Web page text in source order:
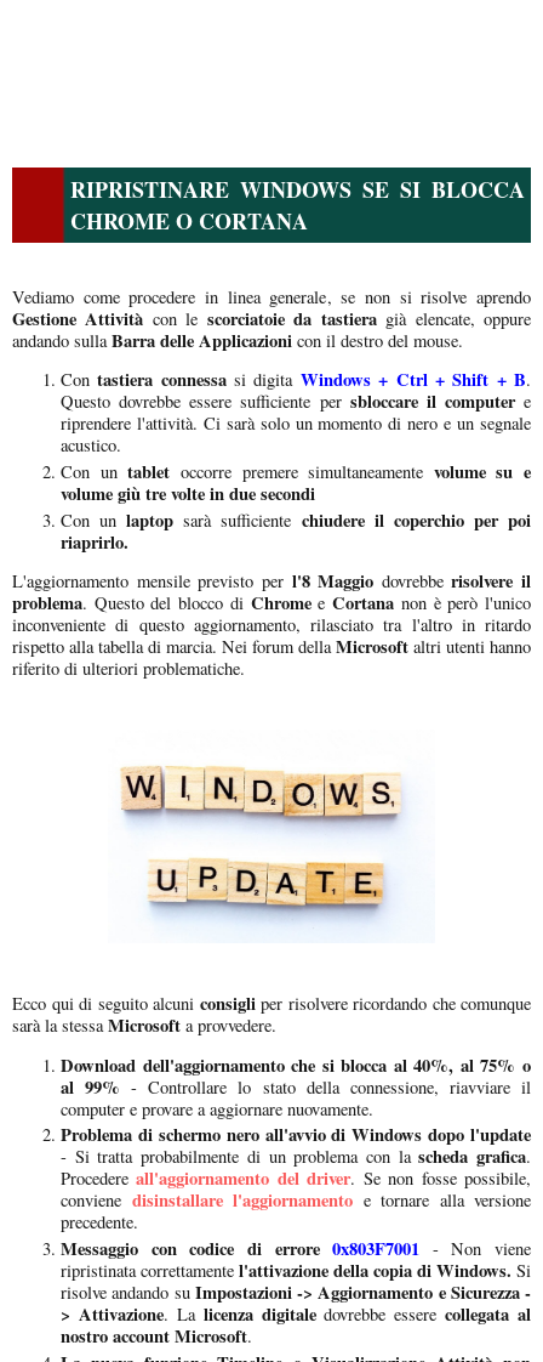
RIPRISTINARE WINDOWS SE SI BLOCCA
CHROME O CORTANA
Vediamo come procedere in linea generale, se non si risolve aprendo
Gestione Attività con le scorciatoie da tastieragià elencate, oppure
andando sullaBarra delle Applicazioni con il destro del mouse.
Con tastiera connessasi digita Windows + Ctrl + Shift + B.
Questo dovrebbe essere sufficiente per sbloccare il computere
riprendere l'attività. Ci sarà solo un momento di nero e un segnale
acustico.
Con untablet occorre premere simultaneamente volume su e
volume giùtre volte in due secondi
Con un laptopsarà sufficiente chiudere il coperchio per poi
riaprirlo.
L'aggiornamento mensile previsto per l'8 Maggio dovrebberisolvere il
problema. Questo del blocco di ChromeeCortana non è però l'unico
inconveniente di questo aggiornamento, rilasciato tra l'altro in ritardo
rispetto alla tabella di marcia. Nei forum dellaMicrosoft altri utenti hanno
riferito di ulteriori problematiche.
Ecco qui di seguito alcuni consigliper risolvere ricordando che comunque
sarà la stessaMicrosoft a provvedere.
Download dell'aggiornamento che si blocca al 40%, al 75% o
al 99% - Controllare lo stato della connessione, riavviare il
computer e provare a aggiornare nuovamente.
Problema di schermo nero all'avvio di Windows dopo l'update
- Si tratta probabilmente di un problema con lascheda grafica.
Procedereall'aggiornamento del driver. Se non fosse possibile,
conviene disinstallare l'aggiornamento e tornare alla versione
precedente.
Messaggio con codice di errore0x803F7001 - Non viene
ripristinata correttamente l'attivazione della copia di Windows. Si
risolve andando suImpostazioni -> Aggiornamento e Sicurezza -
> Attivazione. La licenza digitaledovrebbe esserecollegata al
nostro account Microsoft.